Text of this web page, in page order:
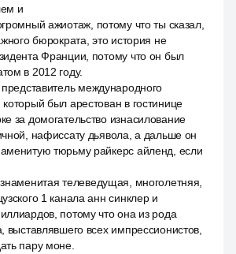
и
ажиотаж, потому что ты сказал,
бюрократа, это история не
Франции, потому что он был
в 2012 году.
международного
был арестован в гостинице
за домогательство изнасилование
нафиссату дьявола, а дальше он
тюрьму райкерс айленд, если
телеведущая, многолетняя,
1 канала анн синклер и
потому что она из рода
выставлявшего всех импрессионистов,
пару моне.